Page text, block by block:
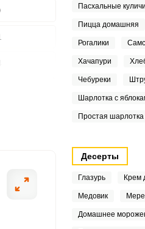
Пасхальные куличи
Пицца домашняя
Рогалики
Хачапури
Чебуреки
Шарлотка с
Простая шарлотка
Десерты
Глазурь Крем
Медовик
Домашнее